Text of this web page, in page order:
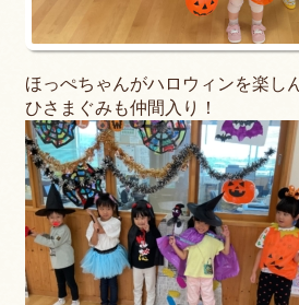
ほっぺちゃんがハロウィンを楽し
ひさまぐみも仲間入り！